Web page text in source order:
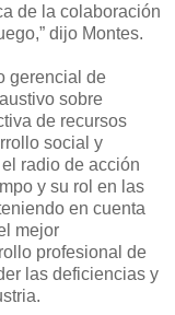
de la colaboración
dijo Montes.
gerencial de
sobre
de recursos
social y
radio de acción
y su rol en las
en cuenta
mejor
profesional de
las deficiencias y